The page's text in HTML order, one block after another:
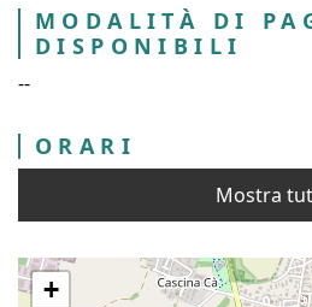
MODALITÀ DI
DISPONIBILI
--
ORARI
Mostra
+